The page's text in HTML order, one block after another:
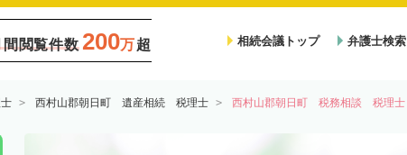
間閲覧件数 200万超 相続会議トップ 弁護士検索
西村山郡朝日町 遺産相続 税理士 西村山郡朝日町 税務相談 税理士